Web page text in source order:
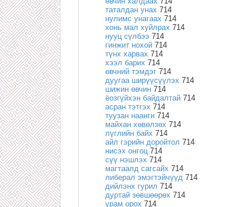
таталдан унах 714
нулимс унагаах 714
хонь мал хуйлрах 714
нууц сүлбээ 714
гинжит нохой 714
түнх харвах 714
хээл барих 714
өвчний тэмдэг 714
дуугаа ширүүсүүлэх 714
шижин өвчин 714
ёозгүйхэн байдалтай 714
асран тэтгэх 714
туузан наанги 714
майхан хөвөлзөх 714
лүглийн байх 714
айл гэрийн доройтол 714
нисэх онгоц 714
сүү нэшлэх 714
магтаалд сагсайх 714
либерал эмэгтэйчүүд 714
дийлэнх гурил 714
дуртай зөвшөөрөх 714
урам орох 714